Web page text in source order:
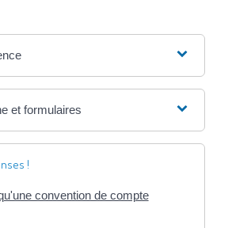
et formulaires
!
convention de compte